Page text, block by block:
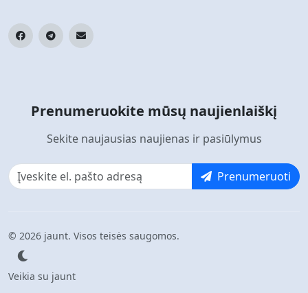
Prenumeruokite mūsų naujienlaiškį
Sekite naujausias naujienas ir pasiūlymus
Prenumeruoti
© 2026 jaunt. Visos teisės saugomos.
Veikia su jaunt